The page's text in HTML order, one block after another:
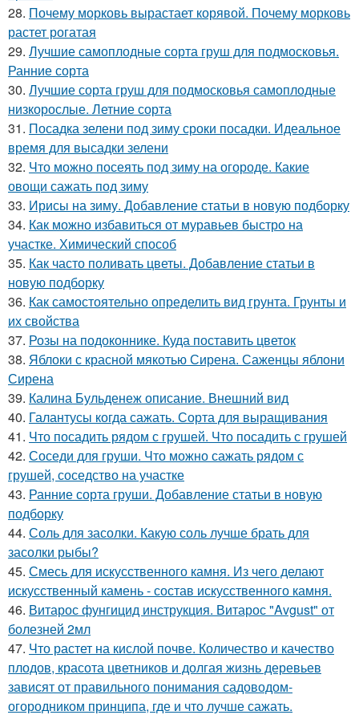
28. Почему морковь вырастает корявой. Почему морковь
растет рогатая
29. Лучшие самоплодные сорта груш для подмосковья.
Ранние сорта
30. Лучшие сорта груш для подмосковья самоплодные
низкорослые. Летние сорта
31. Посадка зелени под зиму сроки посадки. Идеальное
время для высадки зелени
32. Что можно посеять под зиму на огороде. Какие
овощи сажать под зиму
33. Ирисы на зиму. Добавление статьи в новую подборку
34. Как можно избавиться от муравьев быстро на
участке. Химический способ
35. Как часто поливать цветы. Добавление статьи в
новую подборку
36. Как самостоятельно определить вид грунта. Грунты и
их свойства
37. Розы на подоконнике. Куда поставить цветок
38. Яблоки с красной мякотью Сирена. Саженцы яблони
Сирена
39. Калина Бульденеж описание. Внешний вид
40. Галантусы когда сажать. Сорта для выращивания
41. Что посадить рядом с грушей. Что посадить с грушей
42. Соседи для груши. Что можно сажать рядом с
грушей, соседство на участке
43. Ранние сорта груши. Добавление статьи в новую
подборку
44. Соль для засолки. Какую соль лучше брать для
засолки рыбы?
45. Смесь для искусственного камня. Из чего делают
искусственный камень - состав искусственного камня.
46. Витарос фунгицид инструкция. Витарос "Avgust" от
болезней 2мл
47. Что растет на кислой почве. Количество и качество
плодов, красота цветников и долгая жизнь деревьев
зависят от правильного понимания садоводом-
огородником принципа, где и что лучше сажать.